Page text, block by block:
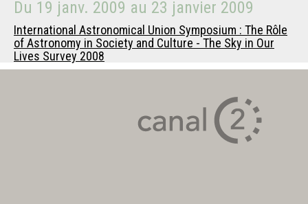
Du 19 janv. 2009 au 23 janvier 2009
International Astronomical Union Symposium : The Rôle
of Astronomy in Society and Culture - The Sky in Our
Lives Survey 2008